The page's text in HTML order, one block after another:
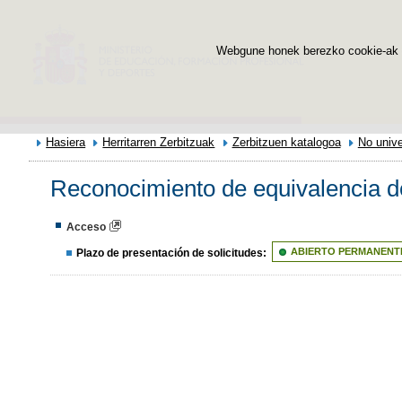
Webgune honek berezko cookie-
Hasiera Herritarren Zerbitzuak Zerbitzuen katalogoa No
Reconocimiento de equivalencia
Acceso
Plazo de presentación de solicitudes: ABIERTO